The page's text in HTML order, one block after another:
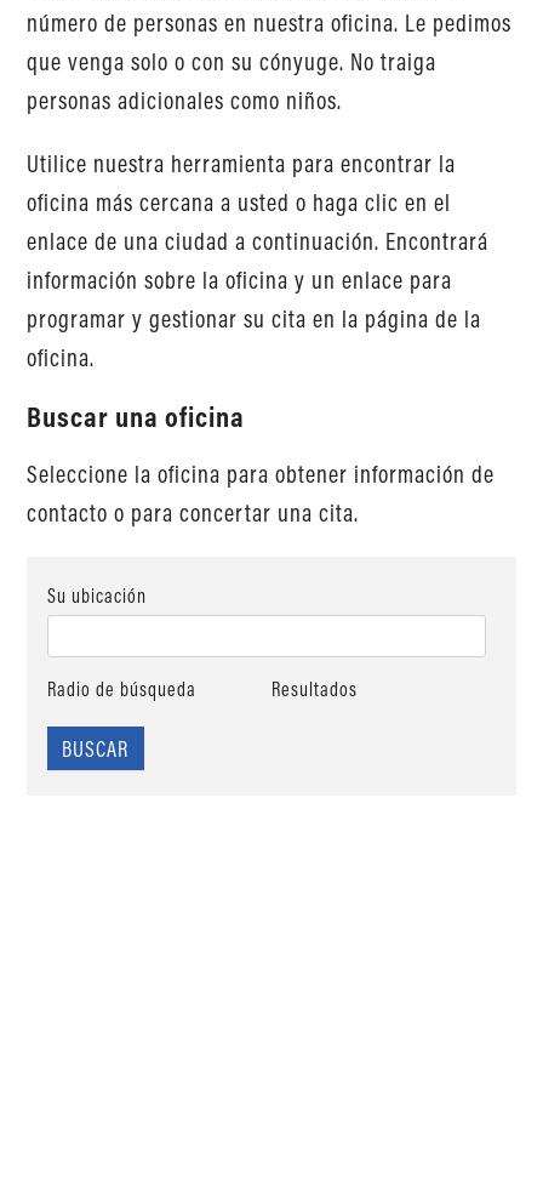
número de personas en nuestra oficina. Le pedimos
que venga solo o con su cónyuge. No traiga
personas adicionales como niños.
Utilice nuestra herramienta para encontrar la
oficina más cercana a usted o haga clic en el
enlace de una ciudad a continuación. Encontrará
información sobre la oficina y un enlace para
programar y gestionar su cita en la página de la
oficina.
Buscar una oficina
Seleccione la oficina para obtener información de
contacto o para concertar una cita.
Su ubicación
Radio de búsqueda Resultados